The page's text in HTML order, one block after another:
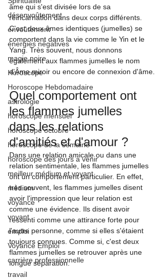
désenvoûtement
envoûtement
énergies négatives
magie noire
Horoscope
Horoscope Hebdomadaire
astrologie
horoscope mensuel
horoscope octobre
horoscope de la semaine
horoscope des jours à venir
meilleur médium et voyant
médium
voyance
voyant
emploi
Voyance Emploi
carrière professionnelle
travail
âme qui s'est divisée lors de sa
réincarnation dans deux corps différents.
C'est deux âmes identiques (jumelles) se
comportent dans la vie comme le Yin et le
Yang. Très souvent, nous donnons
également aux flammes jumelles le nom
d'Âme miroir ou encore de connexion d'âme.
Quel comportement ont
les flammes jumelles
dans les relations
d'amitiés et d'amour ?
Dans une relation amicale ou dans une
relation sentimentale, les flammes jumelles
ont un comportement particulier. En effet,
très souvent, les flammes jumelles disent
avoir l'impression que leur relation est
comme une évidence. Ils disent avoir
ressenti comme une attirance forte pour
l'autre personne, comme si elles s'étaient
toujours connues. Comme si, c'est deux
flammes jumelles se retrouver après une
longue séparation.